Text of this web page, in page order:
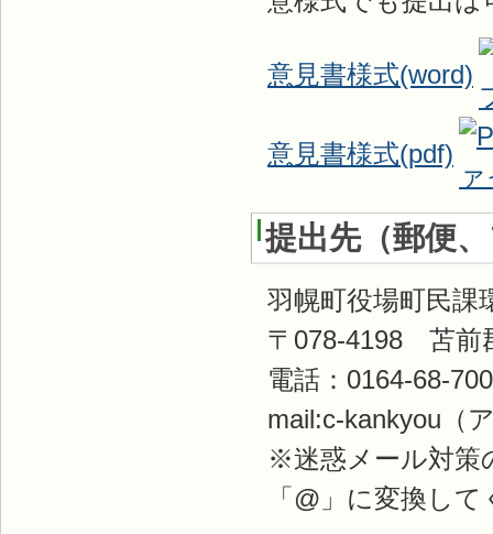
意見書様式(word)
意見書様式(pdf)
提出先（郵便
羽幌町役場町民課
〒078-4198 苫前
電話：0164-68-
mail:c-kankyou（
※迷惑メール対策
「@」に変換し